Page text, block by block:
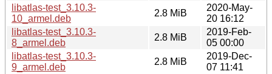
libatlas-test_3.10.3-
10_armel.deb
2.8 MiB
2020-May-
20 16:12
libatlas-test_3.10.3-
8_armel.deb
2.8 MiB
2019-Feb-
05 00:00
libatlas-test_3.10.3-
9_armel.deb
2.8 MiB
2019-Dec-
07 11:41